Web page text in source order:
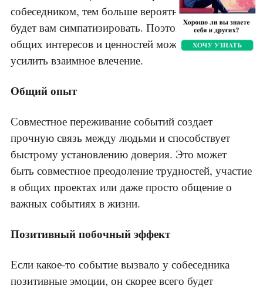
собеседником, тем больше вероятность, что он
будет вам симпатизировать. Поэтому нахождение
общих интересов и ценностей может существенно
усилить взаимное влечение.
Общий опыт
Совместное переживание событий создает
прочную связь между людьми и способствует
быстрому установлению доверия. Это может
быть совместное преодоление трудностей, участие
в общих проектах или даже просто общение о
важных событиях в жизни.
Позитивный побочный эффект
Если какое-то событие вызвало у собеседника
позитивные эмоции, он скорее всего будет